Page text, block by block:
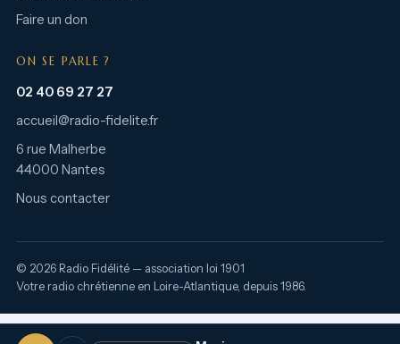
Faire un don
ON SE PARLE ?
02 40 69 27 27
accueil@radio-fidelite.fr
6 rue Malherbe
44000 Nantes
Nous contacter
© 2026 Radio Fidélité — association loi 1901
Votre radio chrétienne en Loire-Atlantique, depuis 1986.